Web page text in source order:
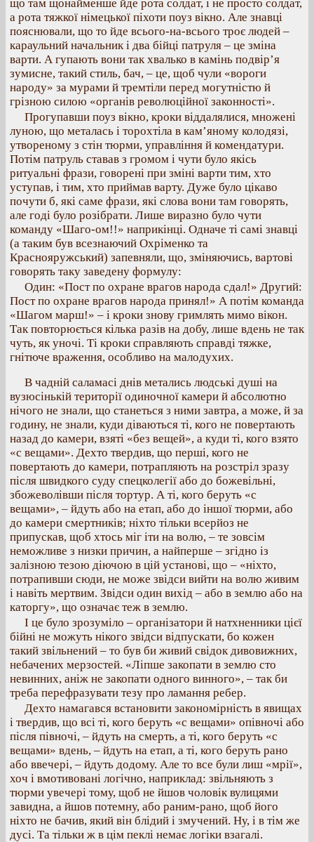
що там щонайменше йде рота солдат, і не просто солдат,
а рота тяжкої німецької піхоти поуз вікно. Але знавці
пояснювали, що то йде всього-на-всього троє людей –
караульний начальник і два бійці патруля – це зміна
варти. А гупають вони так хвалько в камінь подвір’я
зумисне, такий стиль, бач, – це, щоб чули «вороги
народу» за мурами й тремтіли перед могутністю й
грізною силою «органів революційної законності».
Прогупавши поуз вікно, кроки віддалялися, множені
луною, що металась і торохтіла в кам’яному колодязі,
утвореному з стін тюрми, управління й комендатури.
Потім патруль ставав з громом і чути було якісь
ритуальні фрази, говорені при зміні варти тим, хто
уступав, і тим, хто приймав варту. Дуже було цікаво
почути б, які саме фрази, які слова вони там говорять,
але годі було розібрати. Лише виразно було чути
команду «Шаго-ом!!» наприкінці. Одначе ті самі знавці
(а таким був всезнаючий Охріменко та
Краснояружський) запевняли, що, зміняючись, вартові
говорять таку заведену формулу:
Один: «Пост по охране врагов народа сдал!» Другий:
Пост по охране врагов народа принял!» А потім команда
«Шагом марш!» – і кроки знову гримлять мимо вікон.
Так повторюється кілька разів на добу, лише вдень не так
чуть, як уночі. Ті кроки справляють справді тяжке,
гнітюче враження, особливо на малодухих.
В чадній саламасі днів метались людські душі на
вузюсінькій території одиночної камери й абсолютно
нічого не знали, що станеться з ними завтра, а може, й за
годину, не знали, куди діваються ті, кого не повертають
назад до камери, взяті «без вещей», а куди ті, кого взято
«с вещами». Дехто твердив, що перші, кого не
повертають до камери, потрапляють на розстріл зразу
після швидкого суду спецколегії або до божевільні,
збожеволівши після тортур. А ті, кого беруть «с
вещами», – йдуть або на етап, або до іншої тюрми, або
до камери смертників; ніхто тільки всерйоз не
припускав, щоб хтось міг іти на волю, – те зовсім
неможливе з низки причин, а найперше – згідно із
залізною тезою діючою в цій установі, що – «ніхто,
потрапивши сюди, не може звідси вийти на волю живим
і навіть мертвим. Звідси один вихід – або в землю або на
каторгу», що означає теж в землю.
І це було зрозуміло – організатори й натхненники цієї
бійні не можуть нікого звідси відпускати, бо кожен
такий звільнений – то був би живий свідок дивовижних,
небачених мерзостей. «Ліпше закопати в землю сто
невинних, аніж не закопати одного винного», – так би
треба перефразувати тезу про ламання ребер.
Дехто намагався встановити закономірність в явищах
і твердив, що всі ті, кого беруть «с вещами» опівночі або
після півночі, – йдуть на смерть, а ті, кого беруть «с
вещами» вдень, – йдуть на етап, а ті, кого беруть рано
або ввечері, – йдуть додому. Але то все були лиш «мрії»,
хоч і вмотивовані логічно, наприклад: звільняють з
тюрми увечері тому, щоб не йшов чоловік вулицями
завидна, а йшов потемну, або раним-рано, щоб його
ніхто не бачив, який він блідий і змучений. Ну, і в тім же
дусі. Та тільки ж в цім пеклі немає логіки взагалі.